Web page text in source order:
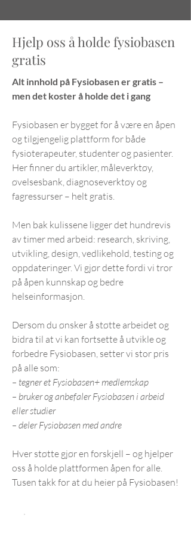
Hjelp oss å holde fysiobasen
gratis
Alt innhold på Fysiobasen er gratis –
men det koster å holde det i gang
Fysiobasen er bygget for å være en åpen
og tilgjengelig plattform for både
fysioterapeuter, studenter og pasienter.
Her finner du artikler, måleverktøy,
øvelsesbank, diagnoseverktøy og
fagressurser – helt gratis.
Men bak kulissene ligger det hundrevis
av timer med arbeid: research, skriving,
utvikling, design, vedlikehold, testing og
oppdateringer. Vi gjør dette fordi vi tror
på åpen kunnskap og bedre
helseinformasjon.
Dersom du ønsker å støtte arbeidet og
bidra til at vi kan fortsette å utvikle og
forbedre Fysiobasen, setter vi stor pris
på alle som:
– tegner et Fysiobasen+ medlemskap
– bruker og anbefaler Fysiobasen i arbeid
eller studier
– deler Fysiobasen med andre
Hver støtte gjør en forskjell – og hjelper
oss å holde plattformen åpen for alle.
Tusen takk for at du heier på Fysiobasen!